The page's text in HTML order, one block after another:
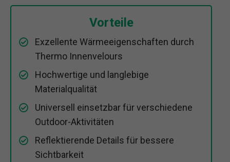
Vorteile
Exzellente Wärmeeigenschaften durch
Thermo Innenvelours
Hochwertige und langlebige
Materialqualität
Universell einsetzbar für verschiedene
Outdoor-Aktivitäten
Reflektierende Details für bessere
Sichtbarkeit